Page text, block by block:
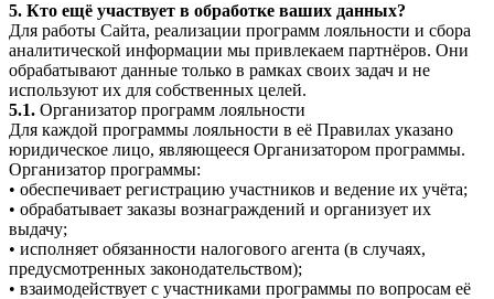
5. Кто ещё участвует в обработке ваших данных?
Для работы Сайта, реализации программ лояльности и сбора
аналитической информации мы привлекаем партнёров. Они
обрабатывают данные только в рамках своих задач и не
используют их для собственных целей.
5.1. Организатор программ лояльности
Для каждой программы лояльности в её Правилах указано
юридическое лицо, являющееся Организатором программы.
Организатор программы:
• обеспечивает регистрацию участников и ведение их учёта;
• обрабатывает заказы вознаграждений и организует их
выдачу;
• исполняет обязанности налогового агента (в случаях,
предусмотренных законодательством);
• взаимодействует с участниками программы по вопросам её